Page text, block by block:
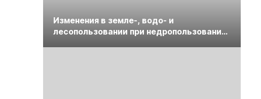
Изменения в земле-, водо- и
лесопользовании при недропользовании